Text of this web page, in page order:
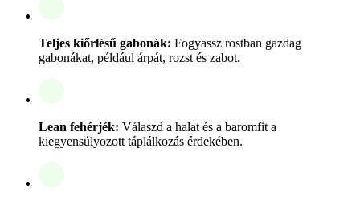
Teljes kiőrlésű gabonák: Fogyassz rostban gazdag
gabonákat, például árpát, rozst és zabot.
Lean fehérjék: Válaszd a halat és a baromfit a
kiegyensúlyozott táplálkozás érdekében.